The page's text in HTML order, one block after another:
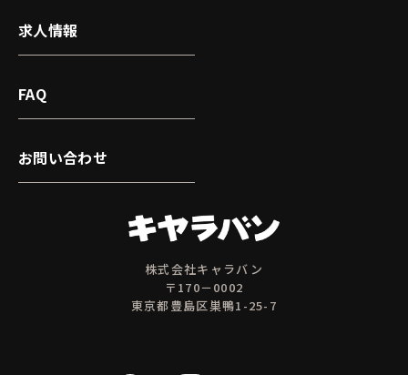
株式会社キャラバン
〒170－0002
東京都豊島区巣鴨1-25-7
求人情報
FAQ
お問い合わせ